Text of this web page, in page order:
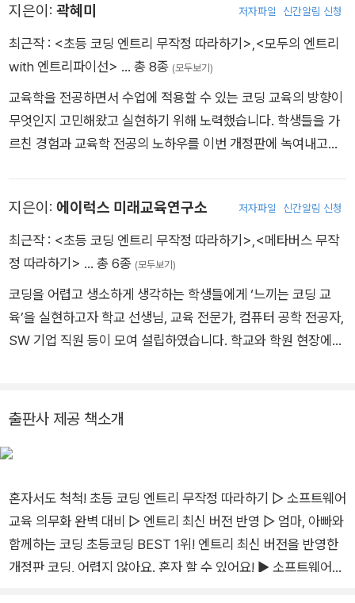
지은이: 곽혜미 저자파일 신간알림 신청
최근작 : <초등 코딩 엔트리 무작정 따라하기> <모두의 엔트리
with 엔트리파이선> … 총 8종 (모두보기)
교육학을 전공하면서 수업에 적용할 수 있는 코딩 교육의 방향이
무엇인지 고민해왔고 실현하기 위해 노력했습니다. 학생들을 가
르친 경험과 교육학 전공의 노하우를 이번 개정판에 녹여내고자
은 무엇인가?’ 였습니다. 어렵다고 생각하기 쉬운 코딩을 친근하
게 배우고 활용할 수 있는 책을 만들었으니, 이 책을 통해 여러분
이 코딩에 흥미를 느끼고, 스스로 생각하는 힘을 기를 수 있길 바
볼 수 있도록 도와주겠습니다.
지은이: 에이럭스 미래교육연구소 저자파일 신간알림 신청
최근작 : <초등 코딩 엔트리 무작정 따라하기> <메타버스 무작
정 따라하기> … 총 6종 (모두보기)
코딩을 어렵고 생소하게 생각하는 학생들에게 ‘느끼는 코딩 교
육’을 실현하고자 학교 선생님, 교육 전문가, 컴퓨터 공학 전공자,
SW 기업 직원 등이 모여 설립하였습니다. 학교와 학원 현장에서
을 통해 학생 여러분들이 ‘코딩 첫 걸음’을 힘차게 출발할 수 있기
출판사 제공 책소개
혼자서도 척척! 초등 코딩 엔트리 무작정 따라하기 ▷ 소프트웨어
교육 의무화 완벽 대비 ▷ 엔트리 최신 버전 반영 ▷ 엄마, 아빠와
함께하는 코딩 초등코딩 BEST 1위! 엔트리 최신 버전을 반영한
개정판 코딩, 어렵지 않아요. 혼자 할 수 있어요! ▶ 소프트웨어